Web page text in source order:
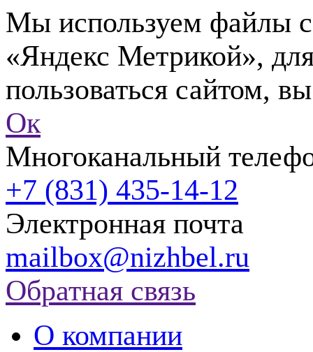
Мы используем файлы
«Яндекс Метрикой»,
пользоваться сайтом,
Ок
Многоканальный
+7 (831) 435-14-12
Электронная почта
mailbox@nizhbel.ru
Обратная связь
О компании